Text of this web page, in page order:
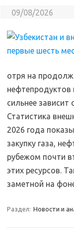
09/08/2026
отря на
нефтепродуктов
сильнее зависит
Статистика
2026 года
закупку газа,
рубежом почти
этих ресурсов.
заметной на
Раздел: Новости и